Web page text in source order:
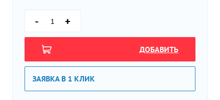
- +
ДОБАВИТЬ
ЗАЯВКА В 1 КЛИК